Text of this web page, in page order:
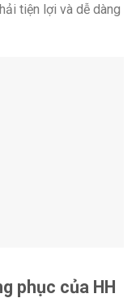
tiện lợi và dễ dàng
phục của HH